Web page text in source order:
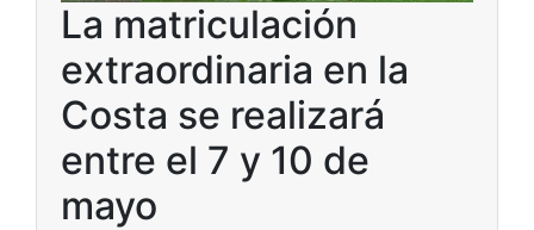
La matriculación
extraordinaria en la
Costa se realizará
entre el 7 y 10 de
mayo